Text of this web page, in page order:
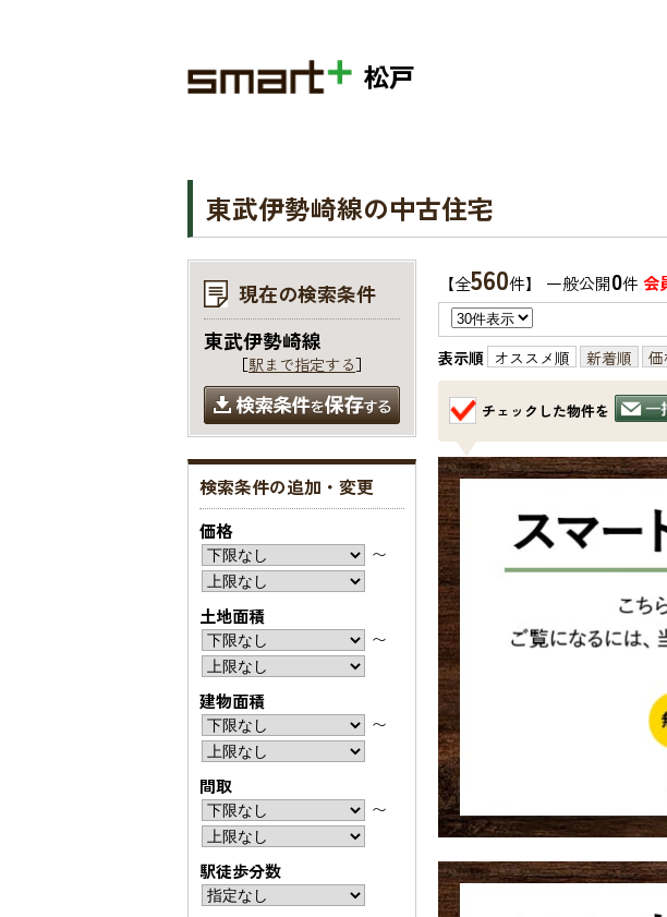
松戸
東武伊勢崎線の中古住宅
【全560件】 一般公開0件会
表示順 オススメ順 新着順
チェックした物件を
現在の検索条件
東武伊勢崎線
［駅まで指定する］
検索条件の追加・変更
価格
〜
土地面積
〜
建物面積
〜
間取
〜
駅徒歩分数